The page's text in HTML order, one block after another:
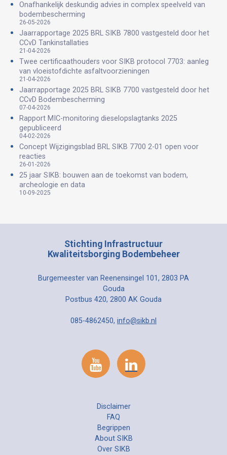
Onafhankelijk deskundig advies in complex speelveld van
bodembescherming
26-05-2026
Jaarrapportage 2025 BRL SIKB 7800 vastgesteld door het
CCvD Tankinstallaties
21-04-2026
Twee certificaathouders voor SIKB protocol 7703: aanleg
van vloeistofdichte asfaltvoorzieningen
21-04-2026
Jaarrapportage 2025 BRL SIKB 7700 vastgesteld door het
CCvD Bodembescherming
07-04-2026
Rapport MIC-monitoring dieselopslagtanks 2025
gepubliceerd
04-02-2026
Concept Wijzigingsblad BRL SIKB 7700 2-01 open voor
reacties
26-01-2026
25 jaar SIKB: bouwen aan de toekomst van bodem,
archeologie en data
10-09-2025
Stichting Infrastructuur
Kwaliteitsborging Bodembeheer
Burgemeester van Reenensingel 101, 2803 PA
Gouda
Postbus 420, 2800 AK Gouda
085-4862450, info@sikb.nl
Disclaimer
FAQ
Begrippen
About SIKB
Over SIKB